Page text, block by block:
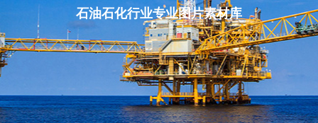
石油石化行业专业图片素材库